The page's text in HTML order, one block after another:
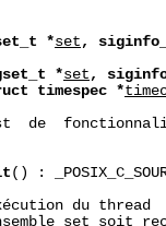
*set ,
*set ,
timespec *
de
() :
du thread
set soit